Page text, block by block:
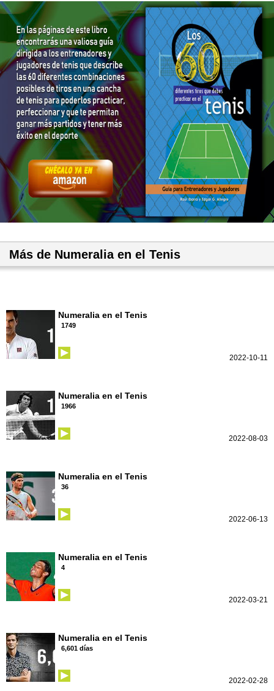
Más de Numeralia en el Tenis
Numeralia en el Tenis
1749
2022-10-11
Numeralia en el Tenis
1966
2022-08-03
Numeralia en el Tenis
36
2022-06-13
Numeralia en el Tenis
4
2022-03-21
Numeralia en el Tenis
6,601 días
2022-02-28